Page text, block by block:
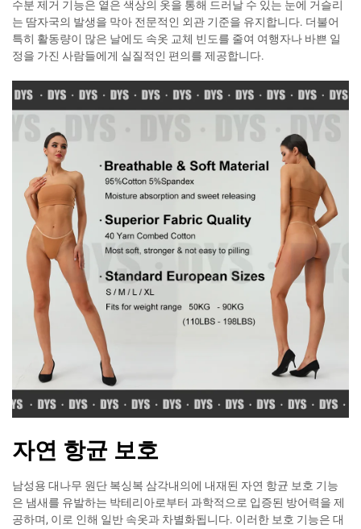
수분 제거 기능은 옅은 색상의 옷을 통해 드러날 수 있는 눈에 거슬리
는 땀자국의 발생을 막아 전문적인 외관 기준을 유지합니다. 더불어
특히 활동량이 많은 날에도 속옷 교체 빈도를 줄여 여행자나 바쁜 일
정을 가진 사람들에게 실질적인 편의를 제공합니다.
자연 항균 보호
남성용 대나무 원단 복싱복 삼각내의에 내재된 자연 항균 보호 기능
은 냄새를 유발하는 박테리아로부터 과학적으로 입증된 방어력을 제
공하며, 이로 인해 일반 속옷과 차별화됩니다. 이러한 보호 기능은 대